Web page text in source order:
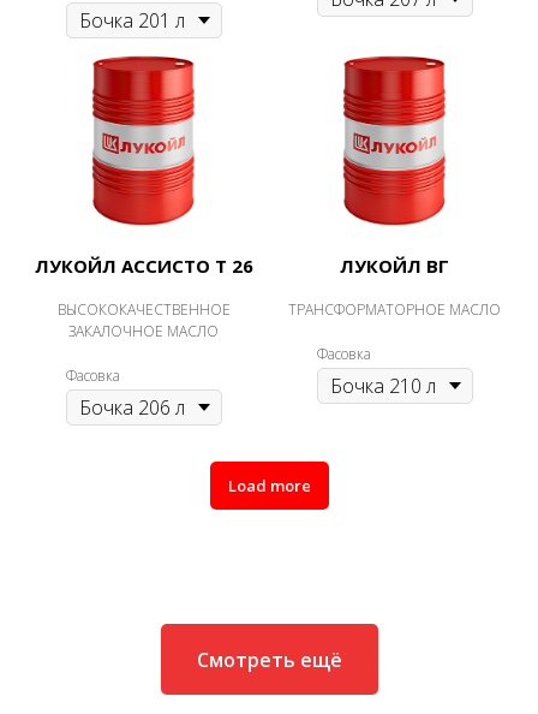
ЛУКОЙЛ АССИСТО Т 26
ВЫСОКОКАЧЕСТВЕННОЕ
ЗАКАЛОЧНОЕ МАСЛО
Фасовка
ЛУКОЙЛ ВГ
ТРАНСФОРМАТОРНОЕ МАСЛО
Фасовка
Load more
Смотреть ещё